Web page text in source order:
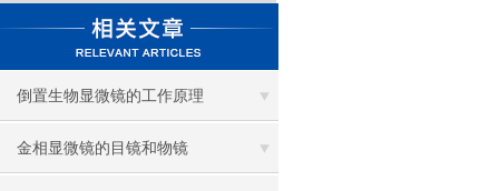
倒置生物显微镜的工作原理
金相显微镜的目镜和物镜